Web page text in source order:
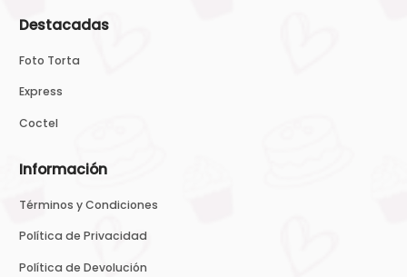
Destacadas
Foto Torta
Express
Coctel
Información
Términos y Condiciones
Política de Privacidad
Política de Devolución